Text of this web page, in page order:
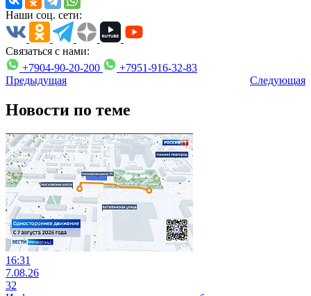
Наши соц. сети:
Связаться с нами:
+7904-90-20-200
+7951-916-32-83
Предыдущая
Следующая
Новости по теме
16:31
7.08.26
32